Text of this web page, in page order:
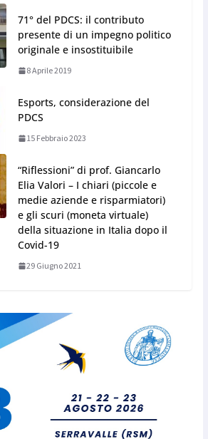
71° del PDCS: il contributo
presente di un impegno politico
originale e insostituibile
8 Aprile 2019
Esports, considerazione del
PDCS
15 Febbraio 2023
“Riflessioni” di prof. Giancarlo
Elia Valori – I chiari (piccole e
medie aziende e risparmiatori)
e gli scuri (moneta virtuale)
della situazione in Italia dopo il
Covid-19
29 Giugno 2021